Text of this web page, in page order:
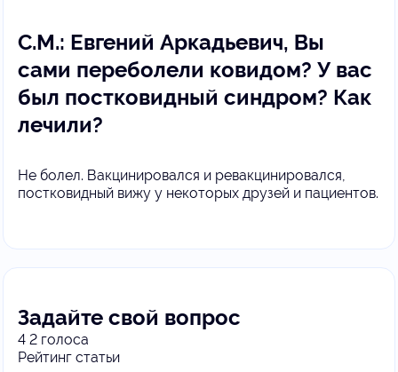
С.М.: Евгений Аркадьевич, Вы
сами переболели ковидом? У вас
был постковидный синдром? Как
лечили?
Не болел. Вакцинировался и ревакцинировался,
постковидный вижу у некоторых друзей и пациентов.
Задайте свой вопрос
4 2 голоса
Рейтинг статьи